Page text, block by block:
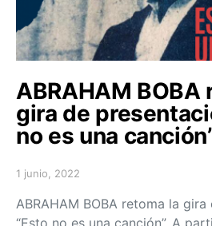
ABRAHAM BOBA
gira de
no es una
Posted on
1 junio, 2022
ABRAHAM BOBA retoma la
“Esto no es una canción”. A